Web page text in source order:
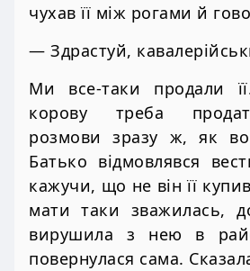
чухав її між рогами й
— Здрастуй,
Ми все-таки продали
корову треба
розмови зразу ж, як
Батько відмовлявся
кажучи, що не він її
мати таки зважилась,
вирушила з нею в
повернулася сама.